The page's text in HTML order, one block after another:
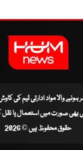
ہونے والا مواد ادارتی ٹیم کی
صورت میں استعمال یا نقل
حقوق محفوظ ہیں © 2026